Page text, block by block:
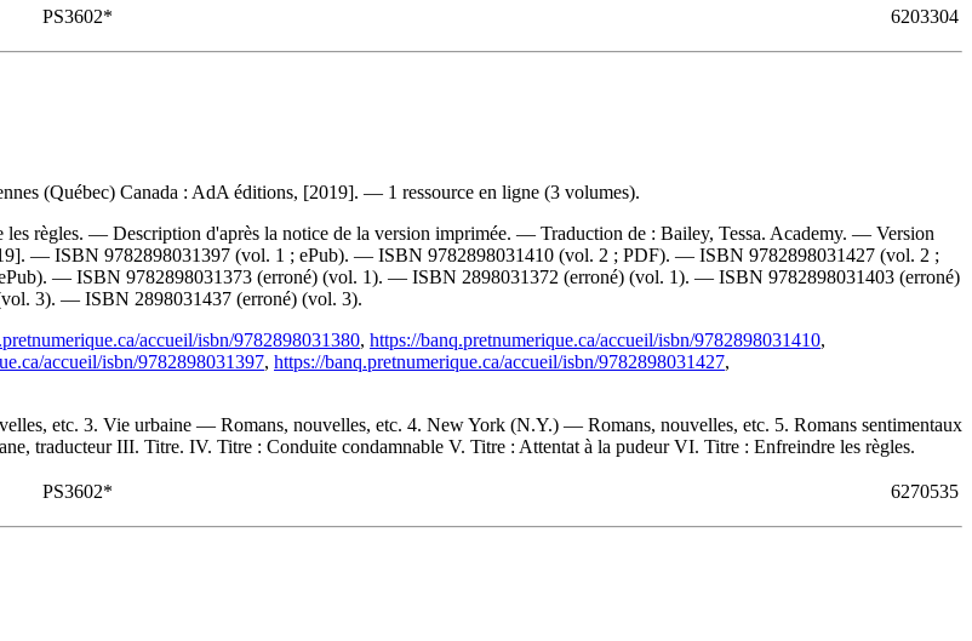
PS3602* 6203304
(Québec) Canada : AdA éditions, [2019]. — 1 ressource en ligne (3 volumes).
les règles. — Description d'après la notice de la version imprimée. — Traduction de : Bailey, Tessa. Academy. — Version
— ISBN 9782898031397 (vol. 1 ; ePub). — ISBN 9782898031410 (vol. 2 ; PDF). — ISBN 9782898031427 (vol. 2 ;
— ISBN 9782898031373 (erroné) (vol. 1). — ISBN 2898031372 (erroné) (vol. 1). — ISBN 9782898031403 (erroné)
3). — ISBN 2898031437 (erroné) (vol. 3).
accueil/isbn/9782898031380, https://banq.pretnumerique.ca/accueil/isbn/9782898031410,
accueil/isbn/9782898031397, https://banq.pretnumerique.ca/accueil/isbn/9782898031427,
etc. 3. Vie urbaine — Romans, nouvelles, etc. 4. New York (N.Y.) — Romans, nouvelles, etc. 5. Romans sentimentaux
traducteur III. Titre. IV. Titre : Conduite condamnable V. Titre : Attentat à la pudeur VI. Titre : Enfreindre les règles.
PS3602* 6270535